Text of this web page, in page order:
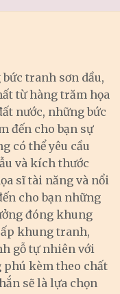
tranh sơn dầu,
từ hàng trăm họa
nước, những bức
đến cho bạn sự
có thể yêu cầu
và kích thước
sĩ tài năng và nổi
cho bạn những
đóng khung
khung tranh,
gỗ tự nhiên với
phú kèm theo chất
sẽ là lựa chọn